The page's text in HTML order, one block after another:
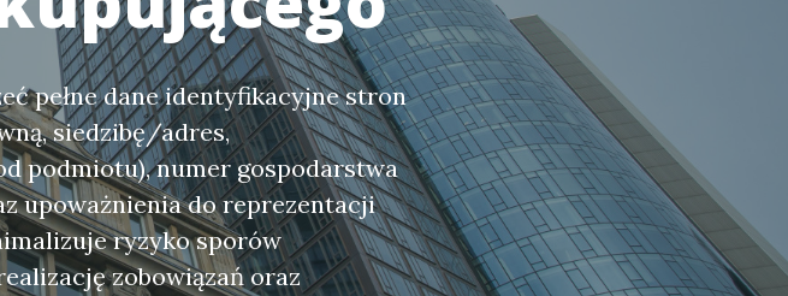
pełne dane identyfikacyjne stron
siedzibę/adres,
podmiotu), numer gospodarstwa
upoważnienia do reprezentacji
ryzyko sporów
zobowiązań oraz